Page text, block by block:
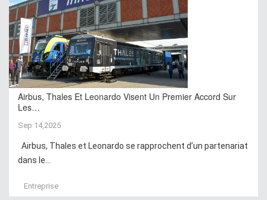
Airbus, Thales Et Leonardo Visent Un Premier Accord Sur
Les…
Sep 14,2025
Airbus, Thales et Leonardo se rapprochent d’un partenariat
dans le...
Entreprise